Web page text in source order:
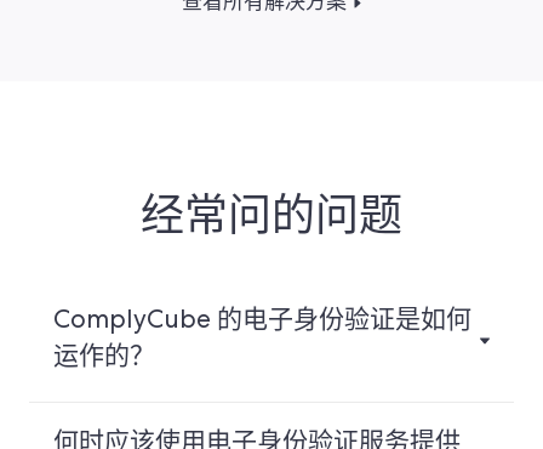
经常问的问题
ComplyCube 的电子身份验证是如何
运作的？